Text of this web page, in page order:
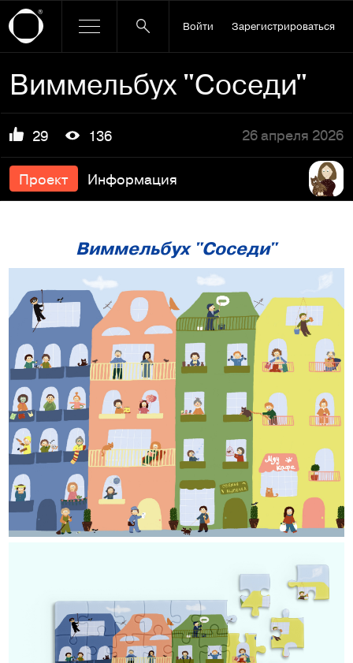
Войти Зарегистрироваться
Виммельбух "Соседи"
29 136 26 апреля 2026
Проект Информация
Виммельбух "Соседи"